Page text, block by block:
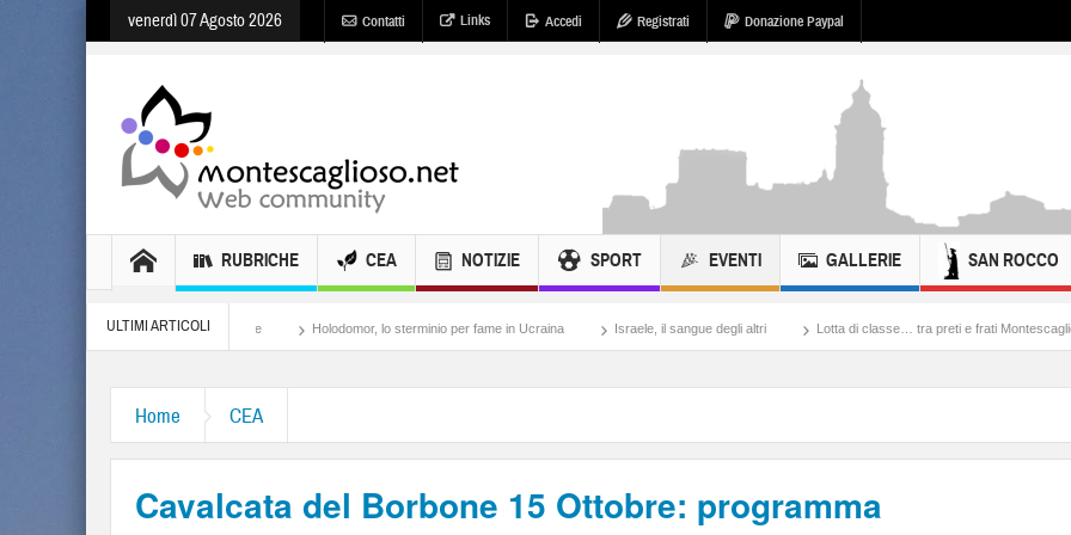
venerdì 07 Agosto 2026 Contatti Links Accedi Registrati Donazione Paypal
RUBRICHE CEA NOTIZIE SPORT EVENTI GALLERIE SAN ROCCO
ULTIMI ARTICOLI
Meloni, il lamento al potere Holodomor, lo sterminio per fame in Ucraina Israele, il sangue degli altri Lotta di classe… tra preti e frati Montescaglioso
Home CEA
Cavalcata del Borbone 15 Ottobre: programma